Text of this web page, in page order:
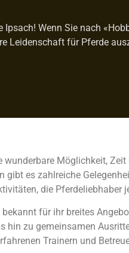
Wenn Sie nach
Leidenschaft für Pferde
Möglichkeit,
gibt es zahlreiche
die Pferdeliebhaber
bekannt für ihr breites
hin zu gemeinsamen
Trainern und